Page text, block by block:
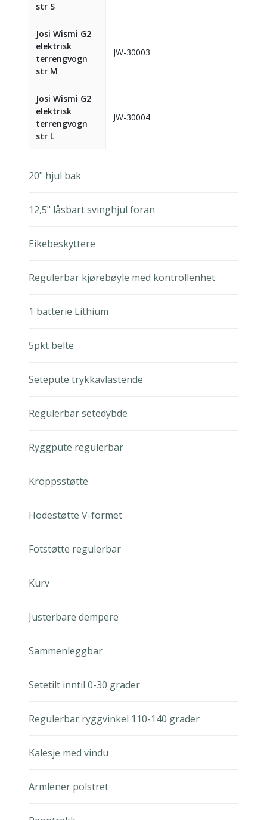
str S
Josi Wismi G2
elektrisk
terrengvogn
str M
JW-30003
Josi Wismi G2
elektrisk
terrengvogn
str L
JW-30004
20" hjul bak
12,5" låsbart svinghjul foran
Eikebeskyttere
Regulerbar kjørebøyle med kontrollenhet
1 batterie Lithium
5pkt belte
Setepute trykkavlastende
Regulerbar setedybde
Ryggpute regulerbar
Kroppsstøtte
Hodestøtte V-formet
Fotstøtte regulerbar
Kurv
Justerbare dempere
Sammenleggbar
Setetilt inntil 0-30 grader
Regulerbar ryggvinkel 110-140 grader
Kalesje med vindu
Armlener polstret